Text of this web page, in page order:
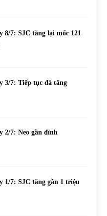
8/7: SJC tăng lại mốc 121
3/7: Tiếp tục đà tăng
2/7: Neo gần đỉnh
1/7: SJC tăng gần 1 triệu